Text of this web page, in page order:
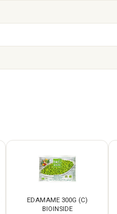
EDAMAME 300G (C)
BIOINSIDE